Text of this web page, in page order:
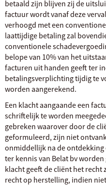
betaald zijn blijven zij de
factuur wordt vanaf deze
verhoogd met een
laattijdige betaling zal
conventionele
belope van 10% van het
facturen uit handen geeft ter
betalingsverplichting tijdig te
worden aangerekend.
Een klacht aangaande een
schriftelijk te worden
gebreken waarover door de
geformuleerd, zijn niet
onmiddellijk na de ontdekking
ter kennis van Belat bv
klacht geeft de cliënt het
recht op herstelling, indien